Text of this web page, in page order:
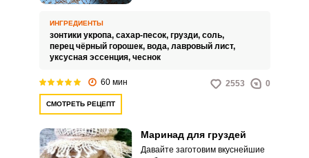
маринованием вымочить грузди
в холодной воде, это
необходимо сделать, чтобы
ИНГРЕДИЕНТЫ
зонтики укропа, сахар-песок, грузди, соль,
перец чёрный горошек, вода, лавровый лист,
уксусная эссенция, чеснок
60 мин 2553 0
СМОТРЕТЬ РЕЦЕПТ
Маринад для груздей
Давайте заготовим вкуснейшие